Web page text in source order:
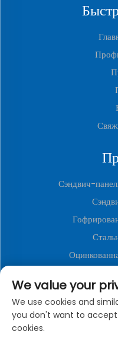
Сэндвич-
We value your
We use cookies and
you don't want to accept
cookies.